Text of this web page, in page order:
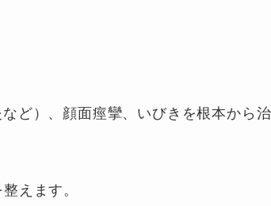
ど）、顔面痙攣、いびきを根本から治
えます。